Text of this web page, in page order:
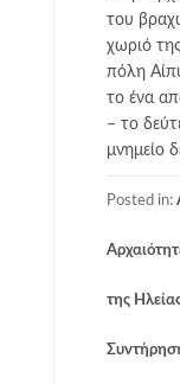
του
χωριό
πόλη
το ένα
– το
μνημείο
Posted in:
της